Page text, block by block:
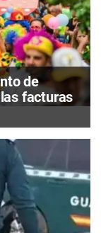
de
facturas